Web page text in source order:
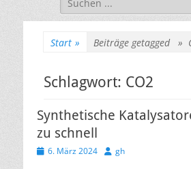
nach:
Start » Beiträge getagged »
Schlagwort: CO2
Synthetische
zu schnell
Veröffentlicht
6. März 2024 Autor
gh